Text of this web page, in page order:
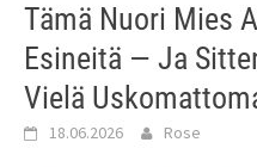
Tämä Nuori Mies
Esineitä — Ja
Vielä
18.06.2026 Rose